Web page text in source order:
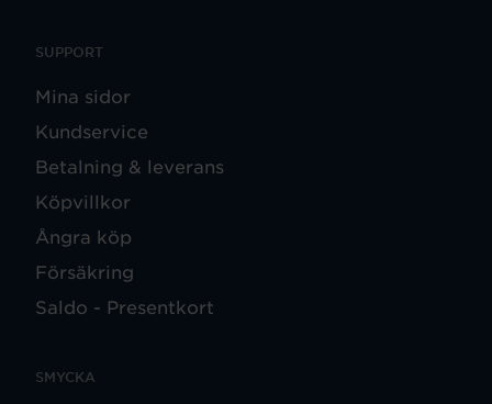
SUPPORT
Mina sidor
Kundservice
Betalning & leverans
Köpvillkor
Ångra köp
Försäkring
Saldo - Presentkort
SMYCKA